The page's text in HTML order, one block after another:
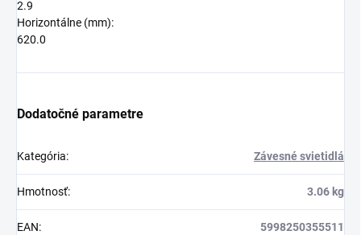
2.9
Horizontálne (mm):
620.0
Dodatočné parametre
Kategória: Závesné svietidlá
Hmotnosť: 3.06 kg
EAN: 5998250355511